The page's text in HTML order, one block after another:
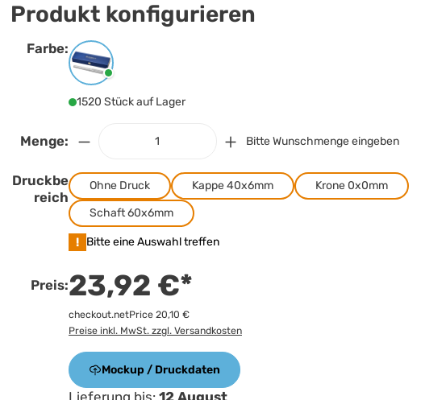
Produkt konfigurieren
Farbe:Farbe
Chrom
1520 Stück auf Lager
Menge: Bitte Wunschmenge eingeben
Druckbe
reich
Ohne Druck Kappe 40x6mm
Krone 0x0mm
Schaft 60x6mm
! Bitte eine Auswahl treffen
Preis:23,92 €*
checkout.netPrice 20,10 €
Preise inkl. MwSt. zzgl. Versandkosten
Mockup / Druckdaten
Lieferung bis: 12 August